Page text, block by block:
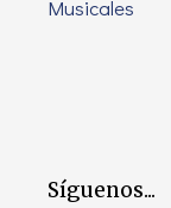
Síguenos...